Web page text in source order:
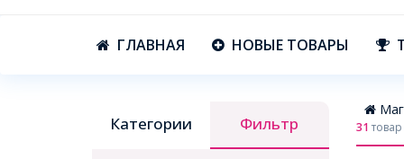
ГЛАВНАЯ НОВЫЕ ТОВАРЫ
Категории Фильтр 31